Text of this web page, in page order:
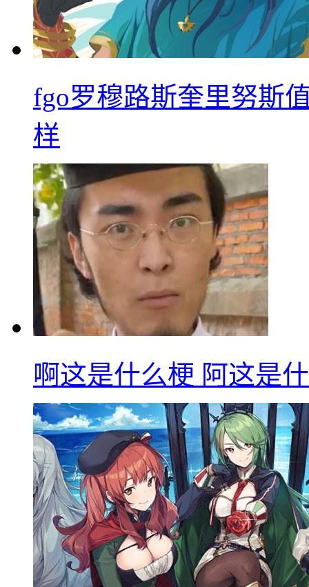
fgo罗穆路斯奎里努斯
样
啊这是什么梗 阿这是